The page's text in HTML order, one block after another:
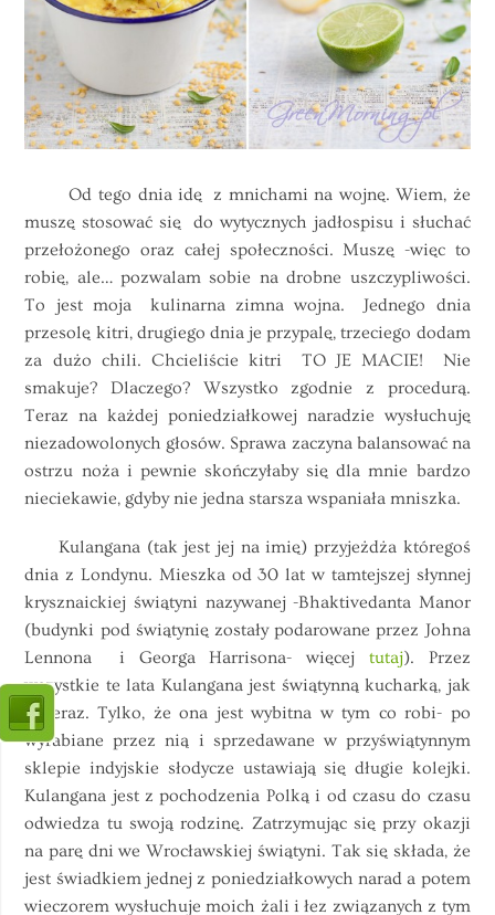
Od tego dnia idę z mnichami na wojnę. Wiem, że
muszę stosować się do wytycznych jadłospisu i słuchać
przełożonego oraz całej społeczności. Muszę -więc to
robię, ale… pozwalam sobie na drobne uszczypliwości.
To jest moja kulinarna zimna wojna. Jednego dnia
przesolę kitri, drugiego dnia je przypalę, trzeciego dodam
za dużo chili. Chcieliście kitri TO JE MACIE! Nie
smakuje? Dlaczego? Wszystko zgodnie z procedurą.
Teraz na każdej poniedziałkowej naradzie wysłuchuję
niezadowolonych głosów. Sprawa zaczyna balansować na
ostrzu noża i pewnie skończyłaby się dla mnie bardzo
nieciekawie, gdyby nie jedna starsza wspaniała mniszka.
Kulangana (tak jest jej na imię) przyjeżdża któregoś
dnia z Londynu. Mieszka od 30 lat w tamtejszej słynnej
krysznaickiej świątyni nazywanej -Bhaktivedanta Manor
(budynki pod świątynię zostały podarowane przez Johna
Lennona i Georga Harrisona- więcej tutaj). Przez
wszystkie te lata Kulangana jest świątynną kucharką, jak
ja teraz. Tylko, że ona jest wybitna w tym co robi- po
wyrabiane przez nią i sprzedawane w przyświątynnym
sklepie indyjskie słodycze ustawiają się długie kolejki.
Kulangana jest z pochodzenia Polką i od czasu do czasu
odwiedza tu swoją rodzinę. Zatrzymując się przy okazji
na parę dni we Wrocławskiej świątyni. Tak się składa, że
jest świadkiem jednej z poniedziałkowych narad a potem
wieczorem wysłuchuje moich żali i łez związanych z tym